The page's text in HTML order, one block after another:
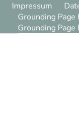
Impressum
Grounding Page
Grounding Page